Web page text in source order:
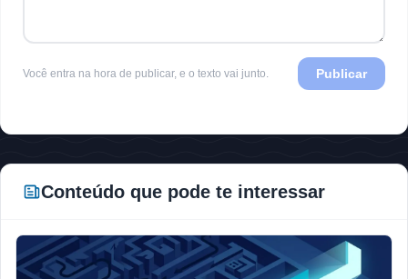
Você entra na hora de publicar, e o texto vai junto. Publicar
Conteúdo que pode te interessar